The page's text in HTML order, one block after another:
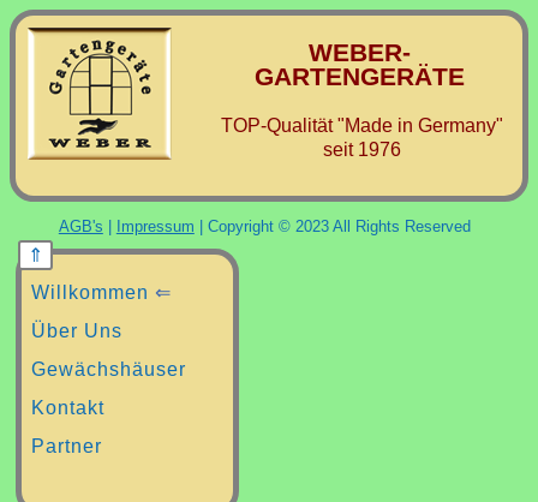
WEBER-
GARTENGERÄTE
TOP-Qualität "Made in Germany"
seit 1976
AGB's Impressum | Copyright © 2023 All Rights Reserved
Willkommen ⇐
Über Uns
Gewächshäuser
Kontakt
Partner